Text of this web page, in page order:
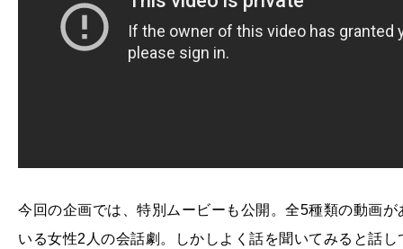
今回の企画では、特別ムービーも公開。全5種類の動画
いる女性2人の会話劇。しかしよく話を聞いてみると話